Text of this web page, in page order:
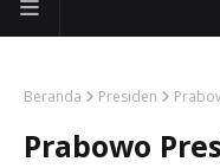
Beranda Presiden
Prabowo